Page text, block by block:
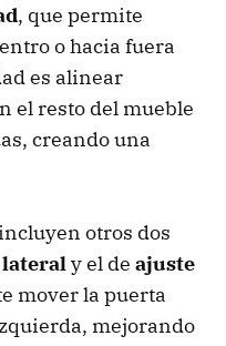
, que permite
o hacia fuera
es alinear
el resto del mueble
creando una
otros dos
y el de ajuste
mover la puerta
mejorando